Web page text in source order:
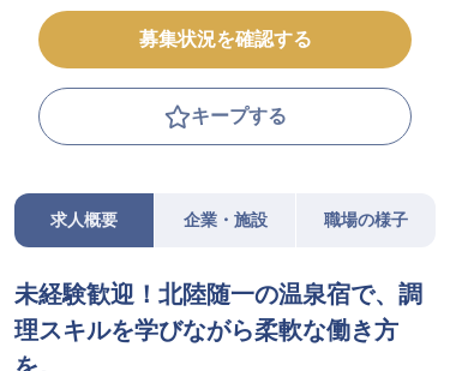
募集状況を確認する
キープする
求人概要 企業・施設 職場の様子
未経験歓迎！北陸随一の温泉宿で、調
理スキルを学びながら柔軟な働き方